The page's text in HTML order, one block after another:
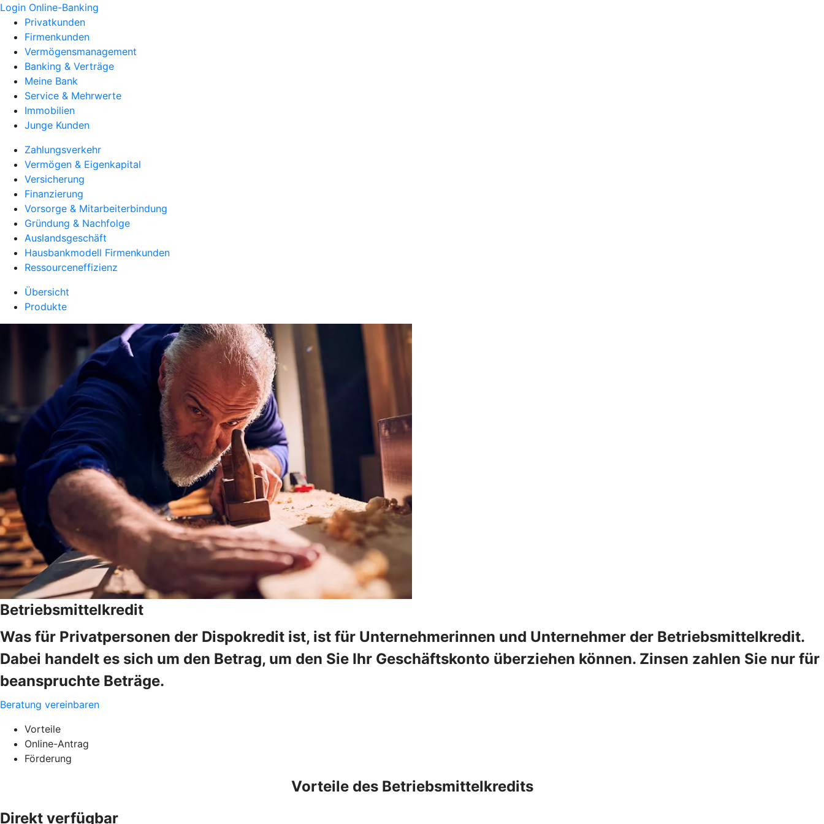
Login Online-Banking
Privatkunden
Firmenkunden
Vermögensmanagement
Banking & Verträge
Meine Bank
Service & Mehrwerte
Immobilien
Junge Kunden
Zahlungsverkehr
Vermögen & Eigenkapital
Versicherung
Finanzierung
Vorsorge & Mitarbeiterbindung
Gründung & Nachfolge
Auslandsgeschäft
Hausbankmodell Firmenkunden
Ressourceneffizienz
Übersicht
Produkte
Betriebsmittelkredit
Was für Privatpersonen der Dispokredit ist, ist für Unternehmerinnen und Unternehmer der Betriebsmittelkredit.
Dabei handelt es sich um den Betrag, um den Sie Ihr Geschäftskonto überziehen können. Zinsen zahlen Sie nur für
beanspruchte Beträge.
Beratung vereinbaren
Vorteile
Online-Antrag
Förderung
Vorteile des Betriebsmittelkredits
Direkt verfügbar